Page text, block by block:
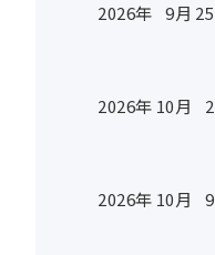
2026年 9月 25
2026年 10月 2
2026年 10月 9